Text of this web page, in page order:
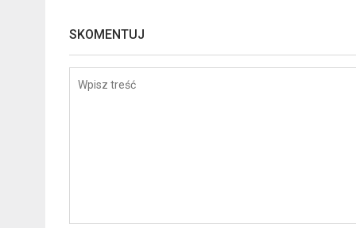
SKOMENTUJ